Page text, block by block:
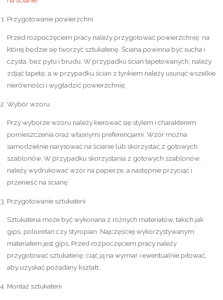
Przygotowanie powierzchni
Przed rozpoczęciem pracy należy przygotować powierzchnię, na
której będzie się tworzyć sztukaterię. Ściana powinna być sucha i
czysta, bez pyłu i brudu. W przypadku ścian tapetowanych, należy
zdjąć tapetę, a w przypadku ścian z tynkiem należy usunąć wszelkie
nierówności i wygładzić powierzchnię.
Wybór wzoru
Przy wyborze wzoru należy kierować się stylem i charakterem
pomieszczenia oraz własnymi preferencjami. Wzór można
samodzielnie narysować na ścianie lub skorzystać z gotowych
szablonów. W przypadku skorzystania z gotowych szablonów,
należy wydrukować wzór na papierze, a następnie przyciąć i
przenieść na ścianę.
Przygotowanie sztukaterii
Sztukateria może być wykonana z różnych materiałów, takich jak
gips, poliuretan czy styropian. Najczęściej wykorzystywanym
materiałem jest gips. Przed rozpoczęciem pracy należy
przygotować sztukaterię, ciąć ją na wymiar i ewentualnie piłować,
aby uzyskać pożądany kształt.
Montaż sztukaterii